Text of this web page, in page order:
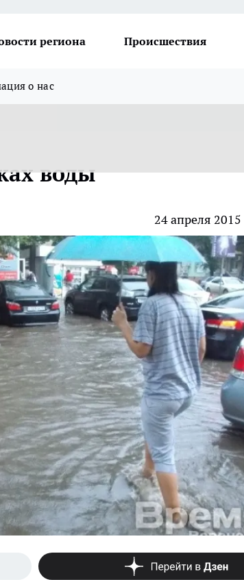
региона Происшествия
о нас
воды
24 апреля 2015